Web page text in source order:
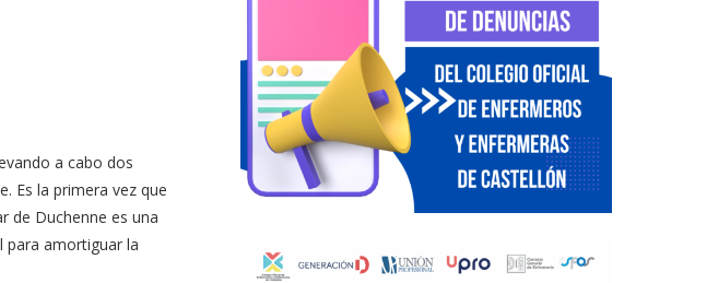
a cabo dos
Es la primera vez que
de Duchenne es una
para amortiguar la